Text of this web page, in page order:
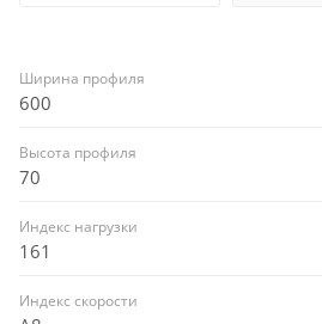
Ширина профиля
600
Высота профиля
70
Индекс нагрузки
161
Индекс скорости